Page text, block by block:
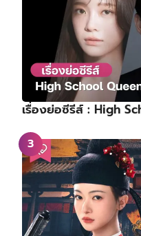
เรื่องย่อซีรีส์ : High